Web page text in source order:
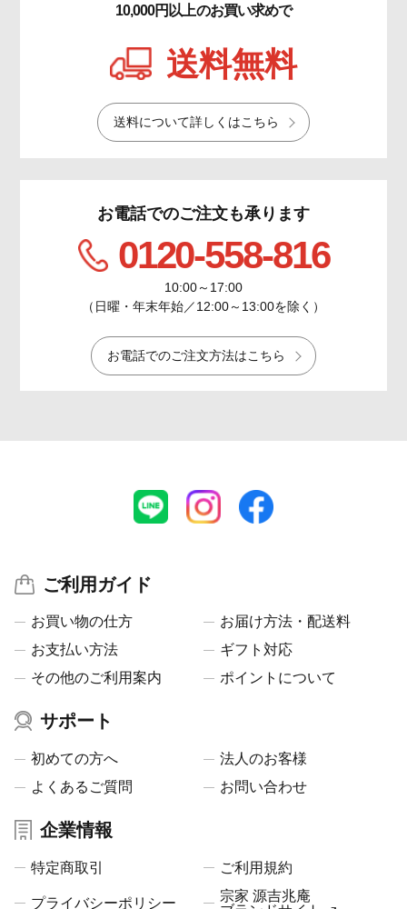
10,000円以上のお買い求めで
送料無料
送料について詳しくはこちら
お電話でのご注文も承ります
0120-558-816
10:00～17:00
（日曜・年末年始／12:00～13:00を除く）
お電話でのご注文方法はこちら
ご利用ガイド
お買い物の仕方
お届け方法・配送料
お支払い方法
ギフト対応
その他のご利用案内
ポイントについて
サポート
初めての方へ
法人のお客様
よくあるご質問
お問い合わせ
企業情報
特定商取引 ご利用規約
プライバシーポリシー
宗家 源吉兆庵